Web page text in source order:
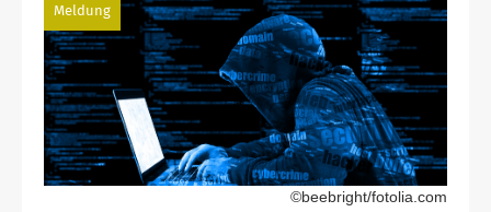
Meldung
©beebright/fotolia.com